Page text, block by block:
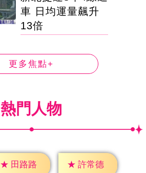
車 日均運量飆升
13倍
更多焦點+
熱門人物
★ 田路路 ★ 許常德